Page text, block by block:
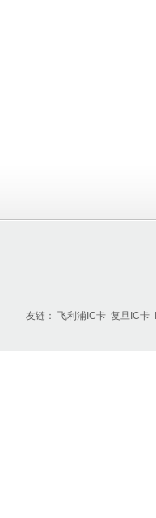
友链： 飞利浦IC卡 复旦IC卡